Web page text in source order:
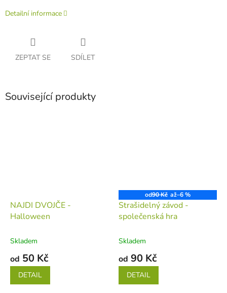
Detailní informace
ZEPTAT SE SDÍLET
Související produkty
NAJDI DVOJČE -
Halloween
Skladem
od 50 Kč
DETAIL
od90 Kč až–6 %
Strašidelný závod -
společenská hra
Skladem
od 90 Kč
DETAIL